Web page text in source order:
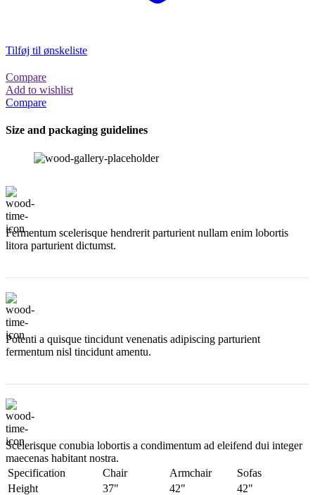
Tilføj til ønskeliste
Compare
Add to wishlist
Compare
Size and packaging guidelines
Fermentum scelerisque hendrerit parturient nullam enim lobortis
litora parturient dictumst.
Potenti a quisque tincidunt venenatis adipiscing parturient
fermentum nisl tincidunt amentu.
Scelerisque conubia lobortis a condimentum ad eleifend dui integer
maecenas habitant nostra.
Specification
Chair Armchair
Sofas
Height
37" 42"
42"